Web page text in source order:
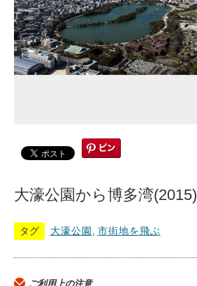
大濠公園から博多湾(2015)
タグ 大濠公園 市街地を飛ぶ
ご利用上の注意